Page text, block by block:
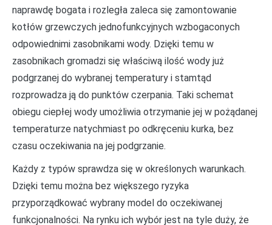
naprawdę bogata i rozległa zaleca się zamontowanie
kotłów grzewczych jednofunkcyjnych wzbogaconych
odpowiednimi zasobnikami wody. Dzięki temu w
zasobnikach gromadzi się właściwą ilość wody już
podgrzanej do wybranej temperatury i stamtąd
rozprowadza ją do punktów czerpania. Taki schemat
obiegu ciepłej wody umożliwia otrzymanie jej w pożądanej
temperaturze natychmiast po odkręceniu kurka, bez
czasu oczekiwania na jej podgrzanie.
Każdy z typów sprawdza się w określonych warunkach.
Dzięki temu można bez większego ryzyka
przyporządkować wybrany model do oczekiwanej
funkcjonalności. Na rynku ich wybór jest na tyle duży, że